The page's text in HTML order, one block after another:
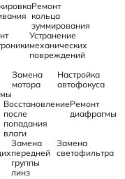
Ремонт
кольца
зуммирования
Устранение
механических
повреждений
Замена
мотора
Настройка
автофокуса
Восстановление
после
попадания
влаги
Ремонт
диафрагмы
Замена
передней
группы
линз
Замена
светофильтра